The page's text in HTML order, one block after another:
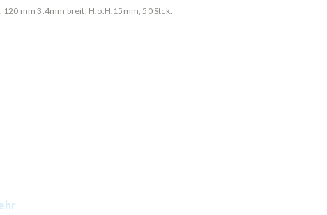
120 mm 3.4mm breit, H.o.H.15mm, 50 Stck.